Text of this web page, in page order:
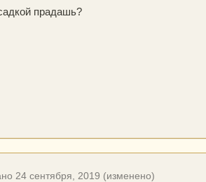
прадашь?
24 сентября, 2019 (изменено)